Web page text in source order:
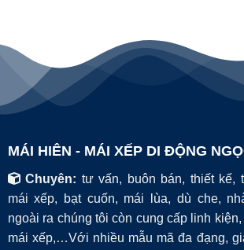
MÁI HIÊN - MÁI XẾP DI ĐỘNG
Chuyên: tư vấn, buôn bán, thiết kế,
mái xếp, bạt cuốn, mái lùa, dù che,
ngoài ra chúng tôi còn cung cấp linh
mái xếp,…Với nhiều mẫu mã đa đạng,